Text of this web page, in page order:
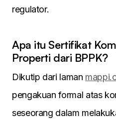
regulator.
Apa itu Sertifikat
Properti dari BPPK?
Dikutip dari laman
pengakuan formal atas
seseorang dalam